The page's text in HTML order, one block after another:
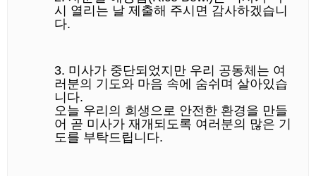
시
열리는 날 제출해 주시면 감사하겠습니
다.
3. 미사가 중단되었지만 우리 공동체는 여
러분의 기도와 마음 속에 숨쉬며 살아있습
니다.
오늘 우리의 희생으로 안전한 환경을 만들
어 곧 미사가 재개되도록 여러분의 많은 기
도를 부탁드립니다.